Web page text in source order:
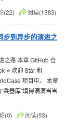
(22) 阅读(1383)
步到异步的演进之
之路 本章 GitHub 仓
⭐ 欢迎 Star 和
项目中。 本章
兵器库"填得满满当当
(0) 阅读(93)